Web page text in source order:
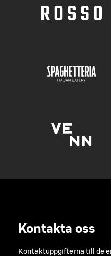
Kontakta oss
Kontaktuppgifterna till de